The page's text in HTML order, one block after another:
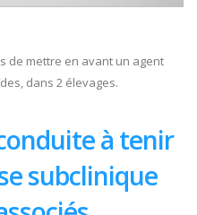
de mettre en avant un agent
dans 2 élevages.
à tenir
subclinique